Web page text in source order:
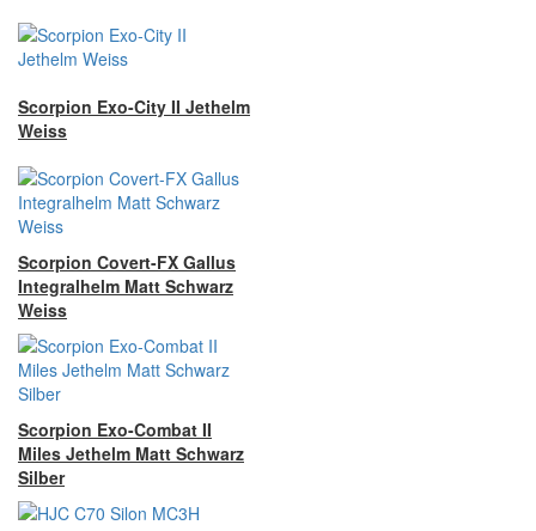
Scorpion Exo-City II Jethelm
Weiss
Scorpion Covert-FX Gallus
Integralhelm Matt Schwarz
Weiss
Scorpion Exo-Combat II
Miles Jethelm Matt Schwarz
Silber